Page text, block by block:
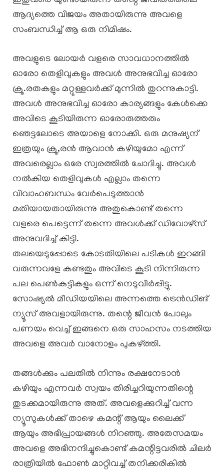
ആദ്യത്തെ വിജയം അതായിരുന്നു അവളെ
സംബന്ധിച്ച് ആ ഒരു നിമിഷം.
അവളുടെ ലോയർ വളരെ സാവധാനത്തിൽ
ഓരോ തെളിവുകളും അവൾ അനുഭവിച്ച ഓരോ
ക്രൂ.രതകളും മറ്റുള്ളവർക്ക് മുന്നിൽ തുറന്നുകാട്ടി.
അവൾ അനുഭവിച്ച ഓരോ കാര്യങ്ങളും കേൾക്കെ
അവിടെ കൂടിയിരുന്ന ഓരോരുത്തരും
ഞെട്ടലോടെ അയാളെ നോക്കി. ഒരു മനുഷ്യന്
ഇത്രയും ക്രൂ,രൻ ആവാൻ കഴിയുമോ എന്ന്
അവരെല്ലാം ഒരേ സ്വരത്തിൽ ചോദിച്ചു. അവൾ
നൽകിയ തെളിവുകൾ എല്ലാം തന്നെ
വിവാഹബന്ധം വേർപെടുത്താൻ
മതിയായതായിരുന്നു അതുകൊണ്ട് തന്നെ
വളരെ പെട്ടെന്ന് തന്നെ അവൾക്ക് ഡിവോഴ്സ്
അനുവദിച്ച് കിട്ടി.
തലയെടുപ്പോടെ കോടതിയിലെ പടികൾ ഇറങ്ങി
വരുന്നവളേ കണ്ടതും അവിടെ കൂടി നിന്നിരുന്ന
പല പെൺകുട്ടികളും ഒന്ന് നെടുവീർപ്പിട്ടു.
സോഷ്യൽ മീഡിയയിലെ അന്നത്തെ ട്രെൻഡിങ്
ന്യൂസ് അവളായിരുന്നു. തന്റെ ജീവൻ പോലും
പണയം വെച്ച് ഇങ്ങനെ ഒരു സാഹസം നടത്തിയ
അവളെ അവർ വാനോളം പുകഴ്ത്തി.
തങ്ങൾക്കും പലതിൽ നിന്നും രക്ഷനേടാൻ
കഴിയും എന്നവർ സ്വയം തിരിച്ചറിയുന്നതിന്റെ
തുടക്കമായിരുന്നു അത്. അവളെക്കുറിച്ച് വന്ന
ന്യൂസുകൾക്ക് താഴെ കമന്റ് ആയും ലൈക്ക്
ആയും അഭിപ്രായങ്ങൾ നിറഞ്ഞു. അതേസമയം
അവളെ അഭിനന്ദിച്ചുകൊണ്ട് കമന്റിട്ടവരിൽ ചിലർ
രാത്രിയിൽ ഫോൺ മാറ്റിവച്ച് തനിക്കരികിൽ